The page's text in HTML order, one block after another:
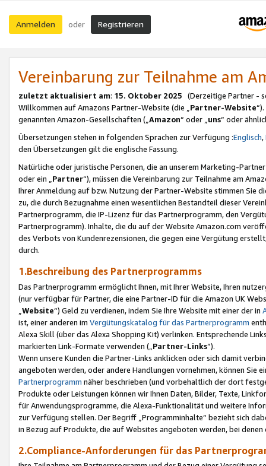
Anmelden oder Registrieren
Vereinbarung zur Teilnahme am
zuletzt aktualisiert am: 15. Oktober 2025 (Derzeitige Partner -
Willkommen auf Amazons Partner-Website (die „Partner-Website
genannten Amazon-Gesellschaften („Amazon“ oder „uns“ oder
Übersetzungen stehen in folgenden Sprachen zur Verfügung :Englisch,
den Übersetzungen gilt die englische Fassung.
Natürliche oder juristische Personen, die an unserem Marketing-
oder ein „Partner“), müssen die Vereinbarung zur Teilnahme am
Ihrer Anmeldung auf bzw. Nutzung der Partner-Website stimmen Sie
zu, die durch Bezugnahme einen wesentlichen Bestandteil dieser
Partnerprogramm, die IP-Lizenz für das Partnerprogramm, den
Partnerprogramm). Inhalte, die du auf der Website Amazon.com
des Verbots von Kundenrezensionen, die gegen eine Vergütung
durch.
1.Beschreibung des Partnerprogramms
Das Partnerprogramm ermöglicht Ihnen, mit Ihrer Website, Ihren
(nur verfügbar für Partner, die eine Partner-ID für die Amazon UK
Website“) Geld zu verdienen, indem Sie Ihre Website mit einer der in
ist, einer anderen im Vergütungskatalog für das Partnerprogramm
Alexa Skill (über das Alexa Shopping Kit) verlinken. Entsprechende
markierten Link-Formate verwenden („ Partner-Links“).
Wenn unsere Kunden die Partner-Links anklicken oder sich damit
angeboten werden, oder andere Handlungen vornehmen, können Sie
Partnerprogramm näher beschrieben (und vorbehaltlich der dort
Produkte oder Leistungen können wir Ihnen Daten, Bilder, Texte,
für Anwendungsprogramme, die Alexa-Funktionalität und weitere
zur Verfügung stellen. Der Begriff „Programminhalte“ bezieht sich
in Bezug auf Produkte, die auf Websites angeboten werden, bei
2.Compliance-Anforderungen für das